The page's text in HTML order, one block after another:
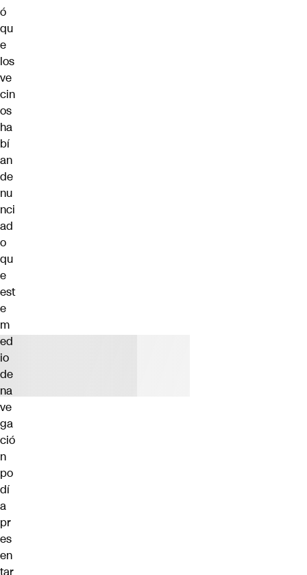
ó
qu
e
los
ve
cin
os
ha
bí
an
de
nu
nci
ad
o
qu
e
est
e
m
ed
io
de
na
ve
ga
ció
n
po
dí
a
pr
es
en
tar